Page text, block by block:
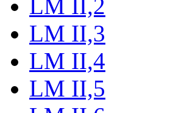
LM II,2
LM II,3
LM II,4
LM II,5